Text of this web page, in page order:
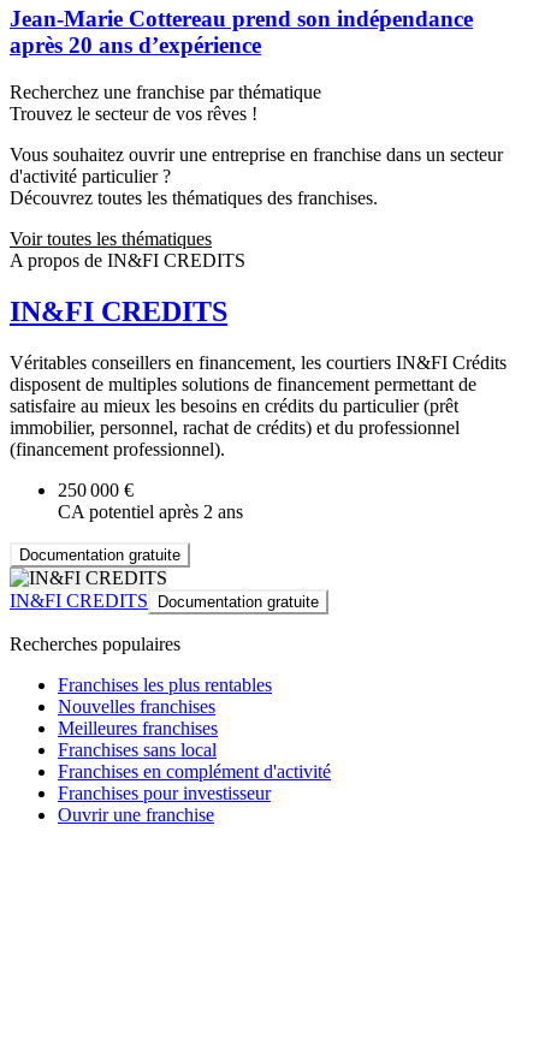
Jean‑Marie Cottereau prend son indépendance
après 20 ans d’expérience
Recherchez une franchise par thématique
Trouvez le secteur de vos rêves !
Vous souhaitez ouvrir une entreprise en franchise dans un secteur
d'activité particulier ?
Découvrez toutes les thématiques des franchises.
Voir toutes les thématiques
A propos de IN&FI CREDITS
IN&FI CREDITS
Véritables conseillers en financement, les courtiers IN&FI Crédits
disposent de multiples solutions de financement permettant de
satisfaire au mieux les besoins en crédits du particulier (prêt
immobilier, personnel, rachat de crédits) et du professionnel
(financement professionnel).
250 000 €
CA potentiel après 2 ans
Documentation gratuite
IN&FI CREDITS Documentation gratuite
Recherches populaires
Franchises les plus rentables
Nouvelles franchises
Meilleures franchises
Franchises sans local
Franchises en complément d'activité
Franchises pour investisseur
Ouvrir une franchise